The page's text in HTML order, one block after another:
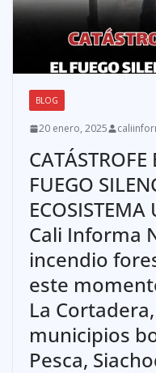
BLOG
20 enero, 2025
FUEGO
Cali Informa
incendio
este
La
municipios
Pesca,